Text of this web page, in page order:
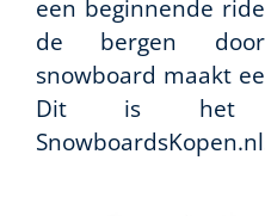
een beginnende
de bergen
snowboard maakt
Dit is het